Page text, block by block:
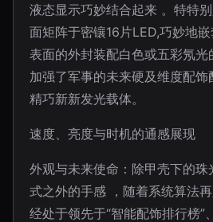
液态显示巧妙结合起来 。特特
面矩阵于密镶16片LED,巧妙地
表面的外封装配白色或五彩氖光
加强了军事的未来硬及维度配
精巧新新发光载体。
速度、亮度与时机的通感展现
外观与未来使命：除甲壳下的
式之外的手感 ，随着系统算法
经处于领先于“智能配饰排行榜”